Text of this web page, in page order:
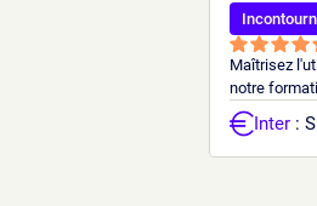
Maîtrisez
notre
Inter :